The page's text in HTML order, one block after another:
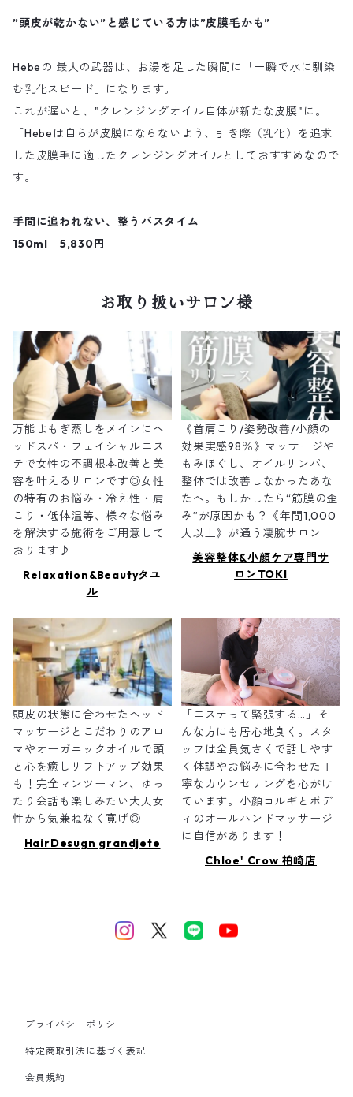
”頭皮が乾かない”と感じている方は”皮膜毛かも”
Hebeの 最大の武器は、お湯を足した瞬間に「一瞬で水に馴染
む乳化スピード」になります。
これが遅いと、"クレンジングオイル自体が新たな皮膜"に。
「Hebeは自らが皮膜にならないよう、引き際（乳化）を追求
した皮膜毛に適したクレンジングオイルとしておすすめなので
す。
手間に追われない、整うバスタイム
150ml 5,830円
お取り扱いサロン様
万能よもぎ蒸しをメインにヘ
ッドスパ・フェイシャルエス
テで女性の不調根本改善と美
容を叶えるサロンです◎女性
の特有のお悩み・冷え性・肩
こり・低体温等、様々な悩み
を解決する施術をご用意して
おります♪
Relaxation&Beautyタユ
ル
《首肩こり/姿勢改善/小顔の
効果実感98％》マッサージや
もみほぐし、オイルリンパ、
整体では改善しなかったあな
たへ。もしかしたら“筋膜の歪
み”が原因かも？《年間1,000
人以上》が通う凄腕サロン
美容整体&小顔ケア専門サ
ロンTOKI
頭皮の状態に合わせたヘッド
マッサージとこだわりのアロ
マやオーガニックオイルで頭
と心を癒しリフトアップ効果
も！完全マンツーマン、ゆっ
たり会話も楽しみたい大人女
性から気兼ねなく寛げ◎
HairDesugn grandjete
「エステって緊張する…」そ
んな方にも居心地良く。スタ
ッフは全員気さくで話しやす
く体調やお悩みに合わせた丁
寧なカウンセリングを心がけ
ています。小顔コルギとボデ
ィのオールハンドマッサージ
に自信があります！
Chloe' Crow 柏崎店
プライバシーポリシー
特定商取引法に基づく表記
会員規約